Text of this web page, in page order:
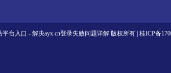
台入口 - 解决ayx.cn登录失败问题详解 版权所有 | 桂ICP备